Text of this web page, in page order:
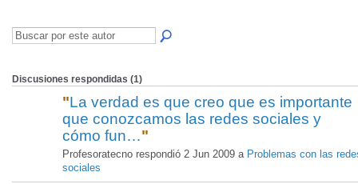
Discusiones respondidas (1)
"La verdad es que creo que es importante
que conozcamos las redes sociales y
cómo fun…"
Profesoratecno respondió 2 Jun 2009 a Problemas con las
sociales